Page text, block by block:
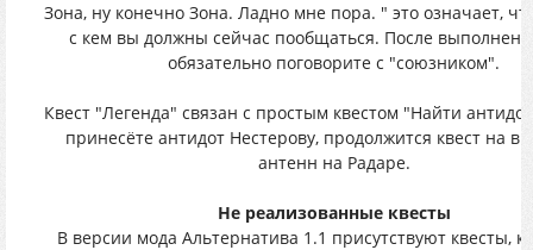
Зона, ну конечно Зона. Ладно мне пора. " это означает,
с кем вы должны сейчас пообщаться. После
обязательно поговорите с "союзником".
Квест "Легенда" связан с простым квестом "Найти
принесёте антидот Нестерову, продолжится квест на
антенн на Радаре.
Не реализованные квесты
В версии мода Альтернатива 1.1 присутствуют квесты,